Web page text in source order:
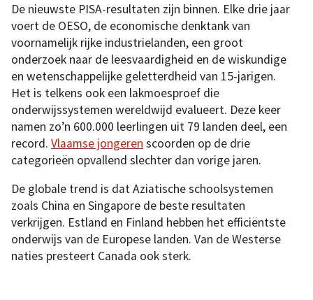
De nieuwste PISA-resultaten zijn binnen. Elke drie jaar
voert de OESO, de economische denktank van
voornamelijk rijke industrielanden, een groot
onderzoek naar de leesvaardigheid en de wiskundige
en wetenschappelijke geletterdheid van 15-jarigen.
Het is telkens ook een lakmoesproef die
onderwijssystemen wereldwijd evalueert. Deze keer
namen zo’n 600.000 leerlingen uit 79 landen deel, een
record. Vlaamse jongeren scoorden op de drie
categorieën opvallend slechter dan vorige jaren.
De globale trend is dat Aziatische schoolsystemen
zoals China en Singapore de beste resultaten
verkrijgen. Estland en Finland hebben het efficiëntste
onderwijs van de Europese landen. Van de Westerse
naties presteert Canada ook sterk.